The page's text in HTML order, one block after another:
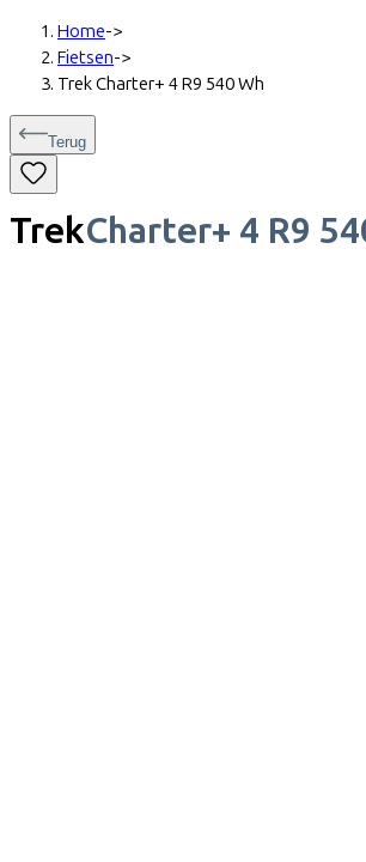
Home->
Fietsen->
Trek Charter+ 4 R9 540 Wh
Terug
TrekCharter+ 4 R9